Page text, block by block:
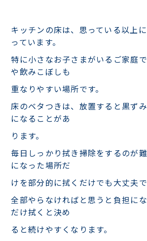
キッチンの床は、思っている以上
っています。
特に小さなお子さまがいるご家庭
や飲みこぼしも
重なりやすい場所です。
床のベタつきは、放置すると黒ず
になることがあ
ります。
毎日しっかり拭き掃除をするのが
になった場所だ
けを部分的に拭くだけでも大丈夫で
全部やらなければと思うと負担に
だけ拭くと決め
ると続けやすくなります。